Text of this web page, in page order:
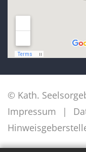
© Kath.
Impressum